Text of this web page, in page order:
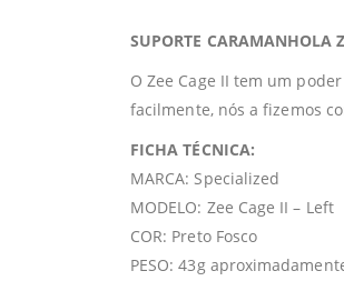
SUPORTE CARAMANHOLA
O Zee Cage II tem um
facilmente, nós a fizemos
FICHA TÉCNICA:
MARCA: Specialized
MODELO: Zee Cage II – Left
COR: Preto Fosco
PESO: 43g